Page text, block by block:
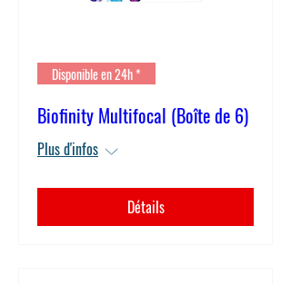
Disponible en 24h *
Biofinity Multifocal (Boîte de 6)
Plus d'infos
Détails